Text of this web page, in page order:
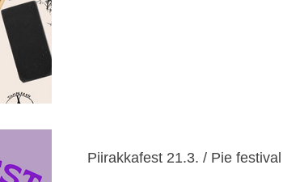
Piirakkafest 21.3. / Pie festival